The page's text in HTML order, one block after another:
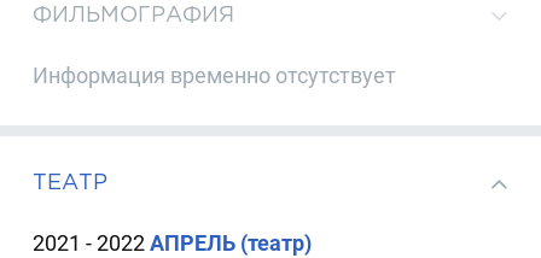
ФИЛЬМОГРАФИЯ
Информация временно отсутствует
ТЕАТР
2021 - 2022АПРЕЛЬ (театр)